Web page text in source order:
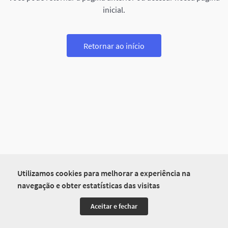
Utilizamos cookies para melhorar a experiência na
navegação e obter estatísticas das visitas
Aceitar e fechar
inicial.
Retornar ao início